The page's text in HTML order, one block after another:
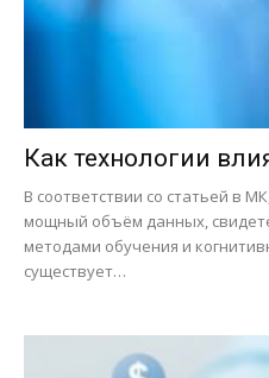
Как технологии
В соответствии со статьей в
мощный объём данных,
методами обучения и
существует…